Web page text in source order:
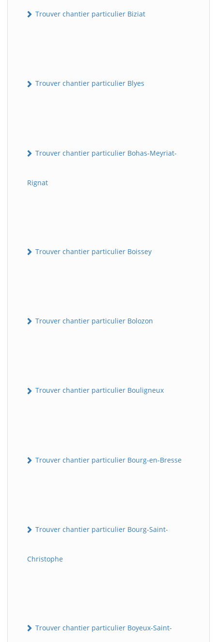
Trouver chantier particulier Biziat
Trouver chantier particulier Blyes
Trouver chantier particulier Bohas-Meyriat-
Rignat
Trouver chantier particulier Boissey
Trouver chantier particulier Bolozon
Trouver chantier particulier Bouligneux
Trouver chantier particulier Bourg-en-Bresse
Trouver chantier particulier Bourg-Saint-
Christophe
Trouver chantier particulier Boyeux-Saint-